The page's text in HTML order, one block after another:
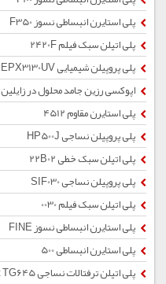
پلی استایرن انبساطی نسوز F350
پلی اتیلن سبک فیلم 2420F
پلی پروپیلن شیمیایی EPX3130UV
اپوکسی رزین جامد محلول در زایلین
پلی استایرن مقاوم 4512
پلی پروپیلن نساجی HP500J
پلی اتیلن سبک خطی 22B02
پلی پروپیلن نساجی SIF030
پلی اتیلن سبک فیلم 0030
پلی استایرن انبساطی نسوز FINE
پلی استایرن انبساطی 500
پلی اتیلن ترفتالات نساجی Super Bright TG645